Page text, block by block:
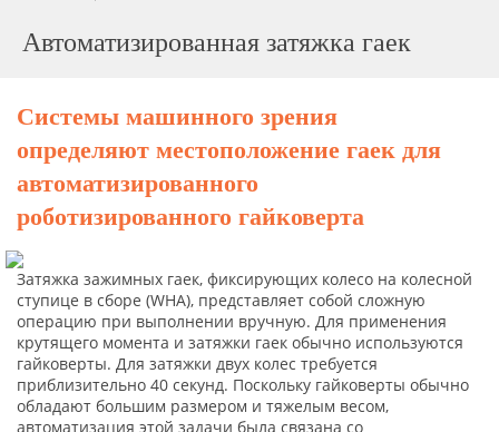
Автоматизированная затяжка гаек
Системы машинного зрения
определяют местоположение гаек для
автоматизированного
роботизированного гайковерта
Затяжка зажимных гаек, фиксирующих колесо на колесной
ступице в сборе (WHA), представляет собой сложную
операцию при выполнении вручную. Для применения
крутящего момента и затяжки гаек обычно используются
гайковерты. Для затяжки двух колес требуется
приблизительно 40 секунд. Поскольку гайковерты обычно
обладают большим размером и тяжелым весом,
автоматизация этой задачи была связана со